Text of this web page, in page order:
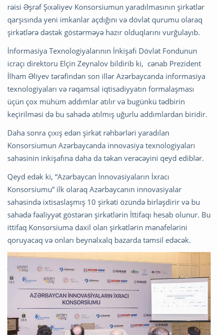
rəisi Əşrəf Şıxəliyev Konsorsiumun yaradılmasının şirkətlər
qarşısında yeni imkanlar açdığını və dövlət qurumu olaraq
şirkətlərə dəstək göstərməyə hazır olduqlarını vurğulayıb.
İnformasiya Texnologiyalarının İnkişafı Dövlət Fondunun
icraçı direktoru Elçin Zeynalov bildirib ki, cənab Prezident
İlham Əliyev tərəfindən son illər Azərbaycanda informasiya
texnologiyaları və rəqamsal iqtisadiyyatın formalaşması
üçün çox mühüm addımlar atılır və bugünkü tədbirin
keçirilməsi də bu sahədə atılmış uğurlu addımlardan biridir.
Daha sonra çıxış edən şirkət rəhbərləri yaradılan
Konsorsiumun Azərbaycanda innovasiya texnologiyaları
sahəsinin inkişafına daha da təkan verəcəyini qeyd ediblər.
Qeyd edək ki, “Azərbaycan İnnovasiyaların İxracı
Konsorsiumu” ilk olaraq Azərbaycanın innovasiyalar
sahəsində ixtisaslaşmış 10 şirkəti özündə birləşdirir və bu
sahədə fəaliyyət göstərən şirkətlərin İttifaqı hesab olunur. Bu
ittifaq Konsorsiuma daxil olan şirkətlərin mənafelərini
qoruyacaq və onları beynəlxalq bazarda təmsil edəcək.